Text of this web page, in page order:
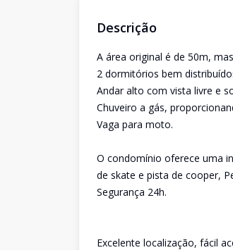
Descrição
A área original é de 50m,
2 dormitórios bem
Andar alto com vista livre e
Chuveiro a gás,
Vaga para moto.
O condomínio oferece uma
de skate e pista de cooper,
Segurança 24h.
Excelente localização, fácil